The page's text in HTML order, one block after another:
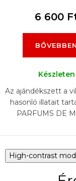
6 600
BŐVEBBEN
Készleten
Az ajándékszett a
hasonló illatait
PARFUMS DE
SAFAND, ATHALIA
High-contrast